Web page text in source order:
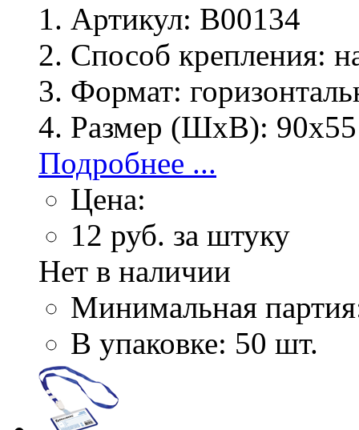
Артикул: B00134
Способ крепления:
Формат:
Размер (ШхВ):
Подробнее ...
Цена:
12 руб. за штуку
Нет в наличии
Минимальная
В упаковке: 50 шт.